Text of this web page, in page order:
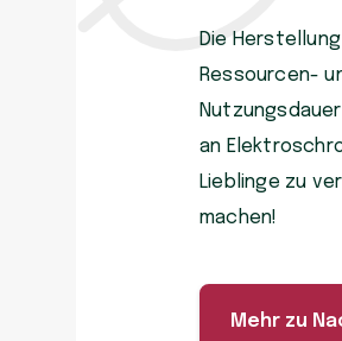
Die
Ressourcen-
an
Lieblinge zu
machen!
Mehr zu